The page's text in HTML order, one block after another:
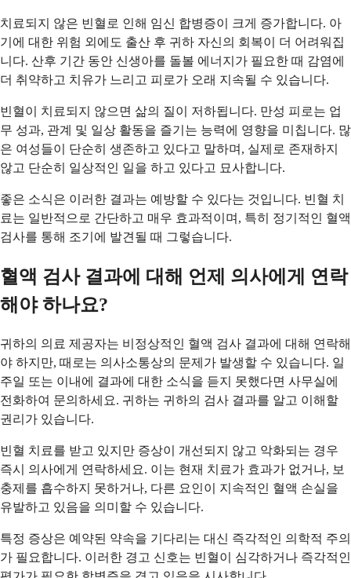
치료되지 않은 빈혈로 인해 임신 합병증이 크게 증가합니다. 아
기에 대한 위험 외에도 출산 후 귀하 자신의 회복이 더 어려워집
니다. 산후 기간 동안 신생아를 돌볼 에너지가 필요한 때 감염에
더 취약하고 치유가 느리고 피로가 오래 지속될 수 있습니다.
빈혈이 치료되지 않으면 삶의 질이 저하됩니다. 만성 피로는 업
무 성과, 관계 및 일상 활동을 즐기는 능력에 영향을 미칩니다. 많
은 여성들이 단순히 생존하고 있다고 말하며, 실제로 존재하지
않고 단순히 일상적인 일을 하고 있다고 묘사합니다.
좋은 소식은 이러한 결과는 예방할 수 있다는 것입니다. 빈혈 치
료는 일반적으로 간단하고 매우 효과적이며, 특히 정기적인 혈액
검사를 통해 조기에 발견될 때 그렇습니다.
혈액 검사 결과에 대해 언제 의사에게 연락
해야 하나요?
귀하의 의료 제공자는 비정상적인 혈액 검사 결과에 대해 연락해
야 하지만, 때로는 의사소통상의 문제가 발생할 수 있습니다. 일
주일 또는 이내에 결과에 대한 소식을 듣지 못했다면 사무실에
전화하여 문의하세요. 귀하는 귀하의 검사 결과를 알고 이해할
권리가 있습니다.
빈혈 치료를 받고 있지만 증상이 개선되지 않고 악화되는 경우
즉시 의사에게 연락하세요. 이는 현재 치료가 효과가 없거나, 보
충제를 흡수하지 못하거나, 다른 요인이 지속적인 혈액 손실을
유발하고 있음을 의미할 수 있습니다.
특정 증상은 예약된 약속을 기다리는 대신 즉각적인 의학적 주의
가 필요합니다. 이러한 경고 신호는 빈혈이 심각하거나 즉각적인